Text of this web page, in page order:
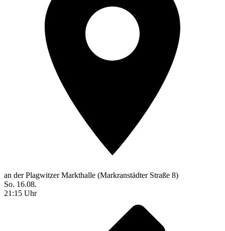
an der Plagwitzer Markthalle (Markranstädter Straße 8)
So. 16.08.
21:15 Uhr